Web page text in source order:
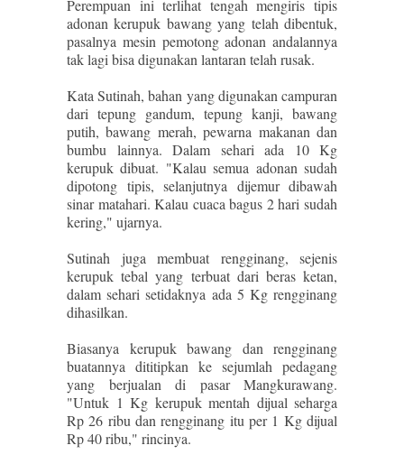
Perempuan ini terlihat tengah mengiris tipis
adonan kerupuk bawang yang telah dibentuk,
pasalnya mesin pemotong adonan andalannya
tak lagi bisa digunakan lantaran telah rusak.
Kata Sutinah, bahan yang digunakan campuran
dari tepung gandum, tepung kanji, bawang
putih, bawang merah, pewarna makanan dan
bumbu lainnya. Dalam sehari ada 10 Kg
kerupuk dibuat. "Kalau semua adonan sudah
dipotong tipis, selanjutnya dijemur dibawah
sinar matahari. Kalau cuaca bagus 2 hari sudah
kering," ujarnya.
Sutinah juga membuat rengginang, sejenis
kerupuk tebal yang terbuat dari beras ketan,
dalam sehari setidaknya ada 5 Kg rengginang
dihasilkan.
Biasanya kerupuk bawang dan rengginang
buatannya dititipkan ke sejumlah pedagang
yang berjualan di pasar Mangkurawang.
"Untuk 1 Kg kerupuk mentah dijual seharga
Rp 26 ribu dan rengginang itu per 1 Kg dijual
Rp 40 ribu," rincinya.